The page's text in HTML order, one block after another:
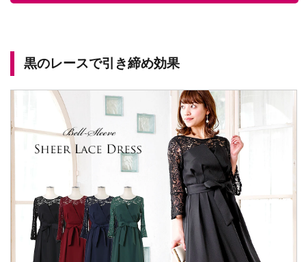
黒のレースで引き締め効果